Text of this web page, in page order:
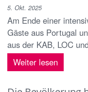
5. Okt. 2025
Am Ende einer
Gäste aus Portugal
aus der KAB, LOC
Weiter lesen